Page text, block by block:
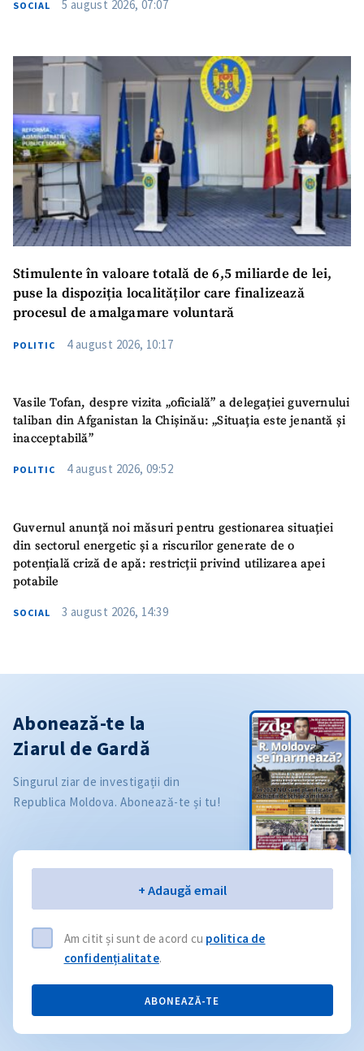
SOCIAL 5 august 2026, 07:07
Stimulente în valoare totală de 6,5 miliarde de lei,
puse la dispoziția localităților care finalizează
procesul de amalgamare voluntară
POLITIC 4 august 2026, 10:17
Vasile Tofan, despre vizita „oficială” a delegației guvernului
taliban din Afganistan la Chișinău: „Situația este jenantă și
inacceptabilă”
POLITIC 4 august 2026, 09:52
Guvernul anunță noi măsuri pentru gestionarea situației
din sectorul energetic și a riscurilor generate de o
potențială criză de apă: restricții privind utilizarea apei
potabile
SOCIAL 3 august 2026, 14:39
Abonează-te la
Ziarul de Gardă
Singurul ziar de investigații din
Republica Moldova. Abonează-te și tu!
+ Adaugă email
Am citit și sunt de acord cu politica de
confidențialitate.
ABONEAZĂ-TE